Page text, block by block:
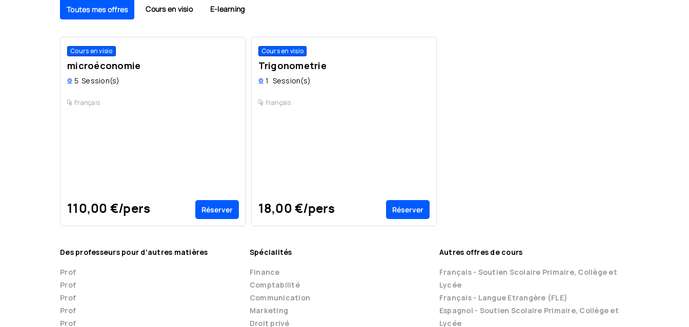
Toutes mes offres Cours en visio E-learning
Cours en visio
microéconomie
5 Session(s)
Français
110,00 €/pers Réserver
Cours en visio
Trigonometrie
1 Session(s)
Français
18,00 €/pers Réserver
Des professeurs pour d’autres matières
Prof
Prof
Prof
Prof
Prof
Spécialités
Finance
Comptabilité
Communication
Marketing
Droit privé
Autres offres de cours
Français - Soutien Scolaire Primaire, Collège et
Lycée
Français - Langue Etrangère (FLE)
Espagnol - Soutien Scolaire Primaire, Collège et
Lycée